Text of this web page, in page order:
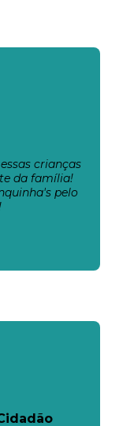
crianças
da família!
pelo